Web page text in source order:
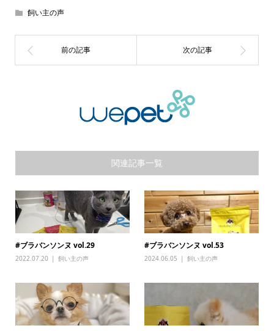
飼い主の声
関連記事一覧
#ブラバンソンヌ vol.29
2022.07.20 飼い主の声
#ブラバンソンヌ vol.53
2024.06.05 飼い主の声